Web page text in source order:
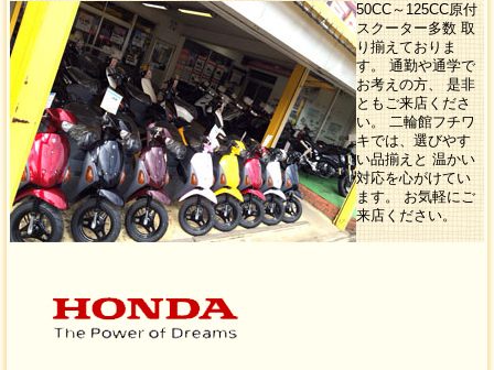
50CC～125CC原付
スクーター多数 取
り揃えておりま
す。 通勤や通学で
お考えの方、 是非
ともご来店くださ
い。 二輪館フチワ
キでは、選びやす
い品揃えと 温かい
対応を心がけてい
ます。 お気軽にご
来店ください。